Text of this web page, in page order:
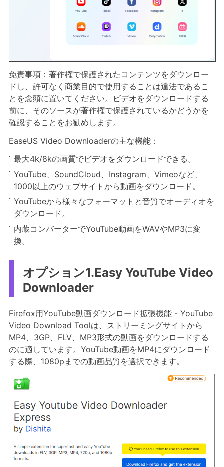
免責事項：著作権で保護されたコンテンツをダウンロー
ドし、許可なく商業目的で使用することは違法であるこ
とを念頭に置いてください。ビデオをダウンロードする
前に、そのソースが著作権で保護されているかどうかを
確認することをお勧めします。
EaseUS Video Downloaderの主な機能：
最大4k/8kの画質でビデオをダウンロードできる。
YouTube、SoundCloud、Instagram、Vimeoなど、
1000以上のウェブサイトから動画をダウンロード。
YouTubeから様々なフォーマットと音質でオーディオを
ダウンロード。
内蔵コンバーターでYouTube動画をWAVやMP3に変
換。
オプション1.Easy YouTube Video
Downloader
Firefox用YouTube動画ダウンロード拡張機能 - YouTube
Video Download Toolは、ストリーミングサイトから
MP4、3GP、FLV、MP3形式の動画をダウンロードする
のに適しています。YouTube動画をMP4にダウンロード
する際、1080pまでの動画品質を選択できます。